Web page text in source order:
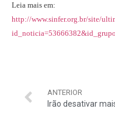
Leia mais em:
http://www.sinfer.org.br/site/
ANTERIOR